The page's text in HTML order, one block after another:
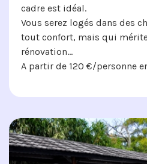
cadre est idéal.
Vous serez logés dans des
tout confort, mais qui
rénovation…
A partir de 120 €/personne